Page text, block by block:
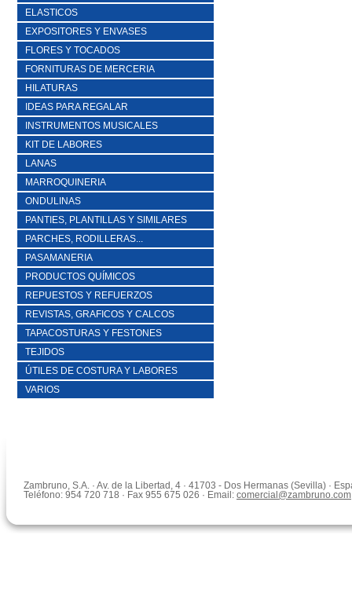
ELASTICOS
EXPOSITORES Y ENVASES
FLORES Y TOCADOS
FORNITURAS DE MERCERIA
HILATURAS
IDEAS PARA REGALAR
INSTRUMENTOS MUSICALES
KIT DE LABORES
LANAS
MARROQUINERIA
ONDULINAS
PANTIES, PLANTILLAS Y SIMILARES
PARCHES, RODILLERAS...
PASAMANERIA
PRODUCTOS QUÍMICOS
REPUESTOS Y REFUERZOS
REVISTAS, GRAFICOS Y CALCOS
TAPACOSTURAS Y FESTONES
TEJIDOS
ÚTILES DE COSTURA Y LABORES
VARIOS
Zambruno, S.A. · Av. de la Libertad, 4 · 41703 - Dos Hermanas (Sevilla) ·
Teléfono: 954 720 718 · Fax 955 675 026 · Email: comercial@zambruno.com